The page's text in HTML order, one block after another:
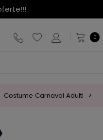
0
Costume Carnaval Adulti